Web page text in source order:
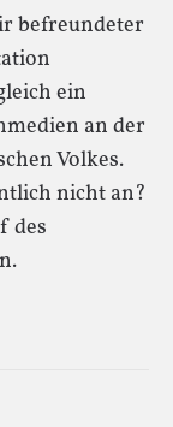
befreundeter
ein
an der
Volkes.
nicht an?
des